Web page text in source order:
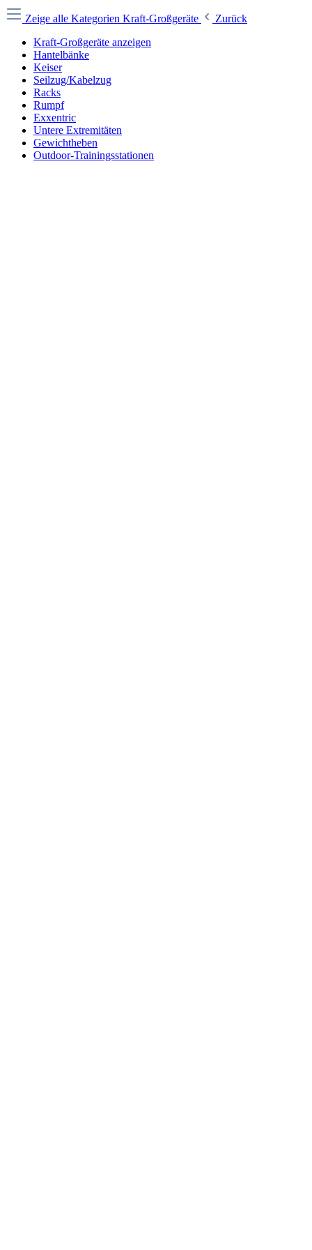
Zeige alle Kategorien Kraft-Großgeräte
Zurück
Kraft-Großgeräte anzeigen
Hantelbänke
Keiser
Seilzug/Kabelzug
Racks
Rumpf
Exxentric
Untere Extremitäten
Gewichtheben
Outdoor-Trainingsstationen